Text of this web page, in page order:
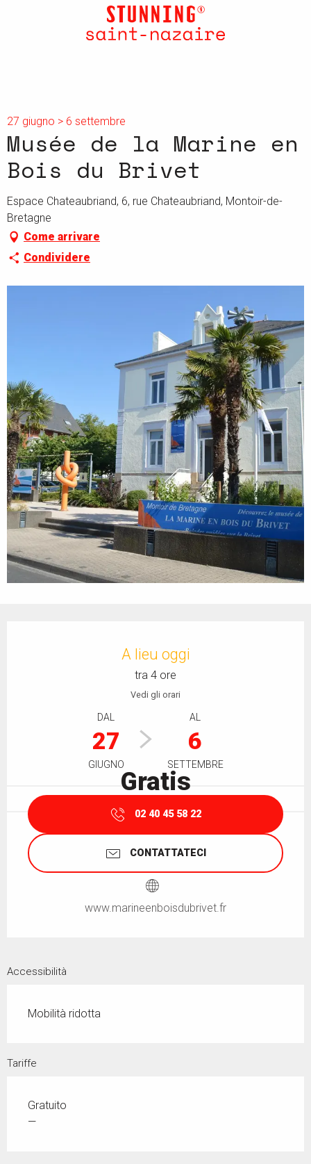
27 giugno > 6 settembre
Musée de la Marine en
Bois du Brivet
Espace Chateaubriand, 6, rue Chateaubriand, Montoir-de-
Bretagne
Come arrivare
Condividere
A lieu oggi
tra 4 ore
Vedi gli orari
DAL
27
GIUGNO
AL
6
SETTEMBRE
Gratis
02 40 45 58 22
CONTATTATECI
www.marineenboisdubrivet.fr
Accessibilità
Mobilità ridotta
Tariffe
Gratuito
—